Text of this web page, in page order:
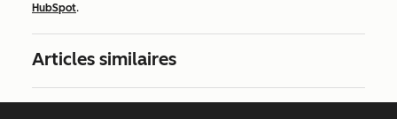
HubSpot.
Articles similaires